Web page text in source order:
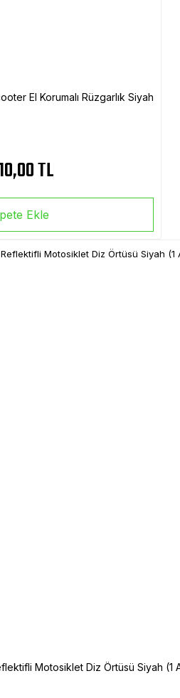
El Korumalı Rüzgarlık Siyah
TL
Ekle
Motosiklet Diz Örtüsü Siyah